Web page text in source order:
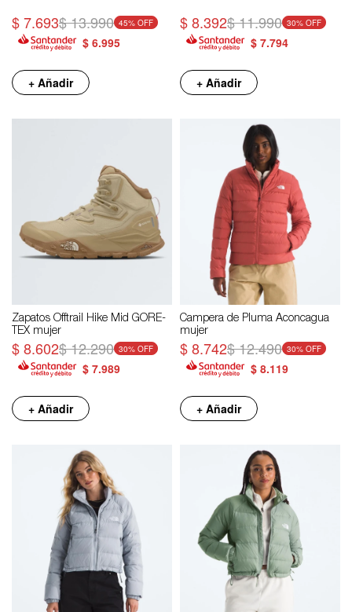
$7.693$13.990 45
$ 6.995
+ Añadir
$8.392$11.990 30
$ 7.794
+ Añadir
Zapatos Offtrail Hike Mid GORE-
TEX mujer
$8.602$12.290 30
$ 7.989
+ Añadir
Campera de Pluma Aconcagua
mujer
$8.742$12.490 30
$ 8.119
+ Añadir